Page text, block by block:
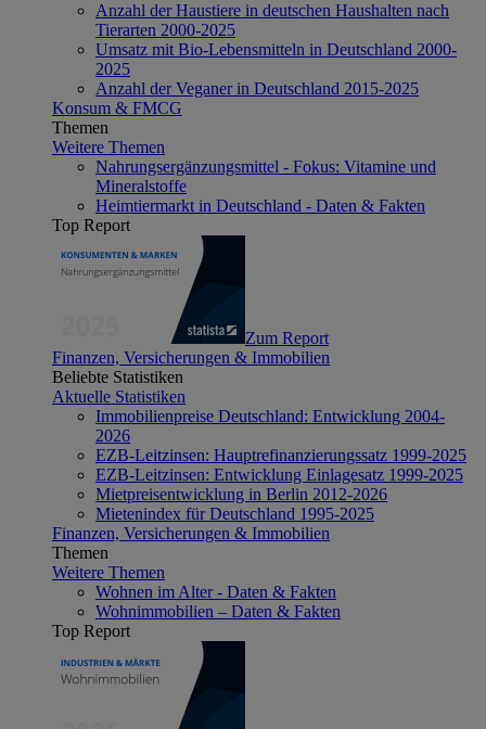
Anzahl der Haustiere in deutschen Haushalten nach
Tierarten 2000-2025
Umsatz mit Bio-Lebensmitteln in Deutschland 2000-
2025
Anzahl der Veganer in Deutschland 2015-2025
Konsum & FMCG
Themen
Weitere Themen
Nahrungsergänzungsmittel - Fokus: Vitamine und
Mineralstoffe
Heimtiermarkt in Deutschland - Daten & Fakten
Top Report
Zum Report
Finanzen, Versicherungen & Immobilien
Beliebte Statistiken
Aktuelle Statistiken
Immobilienpreise Deutschland: Entwicklung 2004-
2026
EZB-Leitzinsen: Hauptrefinanzierungssatz 1999-2025
EZB-Leitzinsen: Entwicklung Einlagesatz 1999-2025
Mietpreisentwicklung in Berlin 2012-2026
Mietenindex für Deutschland 1995-2025
Finanzen, Versicherungen & Immobilien
Themen
Weitere Themen
Wohnen im Alter - Daten & Fakten
Wohnimmobilien – Daten & Fakten
Top Report